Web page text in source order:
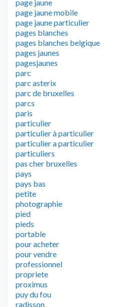
page jaune
page jaune mobile
page jaune particulier
pages blanches
pages blanches belgique
pages jaunes
pagesjaunes
parc
parc asterix
parc de bruxelles
parcs
paris
particulier
particulier à particulier
particulier a particulier
particuliers
pas cher bruxelles
pays
pays bas
petite
photographie
pied
pieds
portable
pour acheter
pour vendre
professionnel
propriete
proximus
puy du fou
radisson